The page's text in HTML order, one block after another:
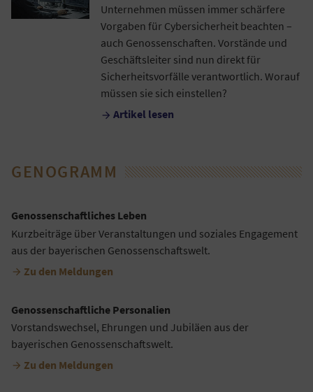
Unternehmen müssen immer schärfere
Vorgaben für Cybersicherheit beachten –
auch Genossenschaften. Vorstände und
Geschäftsleiter sind nun direkt für
Sicherheitsvorfälle verantwortlich. Worauf
müssen sie sich einstellen?
 Artikel lesen
GENOGRAMM
Genossenschaftliches Leben
Kurzbeiträge über Veranstaltungen und soziales Engagement
aus der bayerischen Genossenschaftswelt.
 Zu den Meldungen
Genossenschaftliche Personalien
Vorstandswechsel, Ehrungen und Jubiläen aus der
bayerischen Genossenschaftswelt.
 Zu den Meldungen